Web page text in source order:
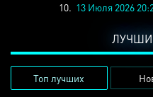
10. 13 Июля 2026
Топ лучших